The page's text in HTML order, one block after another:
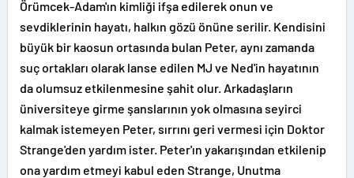
Örümcek-Adam'ın kimliği ifşa edilerek onun ve
sevdiklerinin hayatı, halkın gözü önüne serilir. Kendisini
büyük bir kaosun ortasında bulan Peter, aynı zamanda
suç ortakları olarak lanse edilen MJ ve Ned'in hayatının
da olumsuz etkilenmesine şahit olur. Arkadaşların
üniversiteye girme şanslarının yok olmasına seyirci
kalmak istemeyen Peter, sırrını geri vermesi için Doktor
Strange'den yardım ister. Peter'ın yakarışından etkilenip
ona yardım etmeyi kabul eden Strange, Unutma